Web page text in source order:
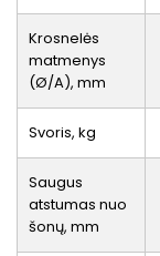
Krosnelės
matmenys
(Ø/A), mm
Svoris, kg
Saugus
atstumas nuo
šonų, mm